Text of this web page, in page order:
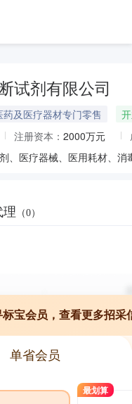
试剂有限公司
药及医疗器材专门零售
注册资本： 2000万元
、医疗器械、医用耗材、
理 （0）
标宝会员，查看更多招采
单省会员
最划算